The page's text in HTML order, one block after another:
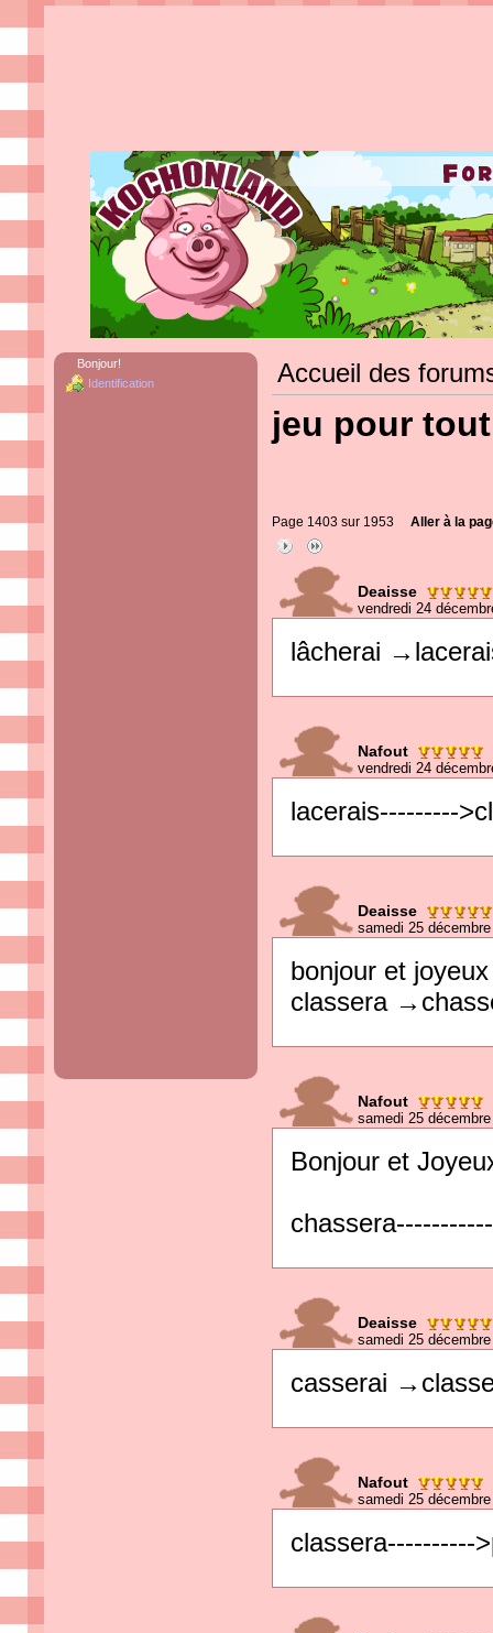
Bonjour!
Identification
Accueil des
jeu pour
Page 1403 sur 1953 Aller à la
Deaisse
vendredi 24
lâcherai
Nafout
vendredi 24
lacerais---------
Deaisse
samedi 25
bonjour et
classera
Nafout
samedi 25
Bonjour et
Deaisse
samedi 25
casserai
Nafout
samedi 25
classera----------